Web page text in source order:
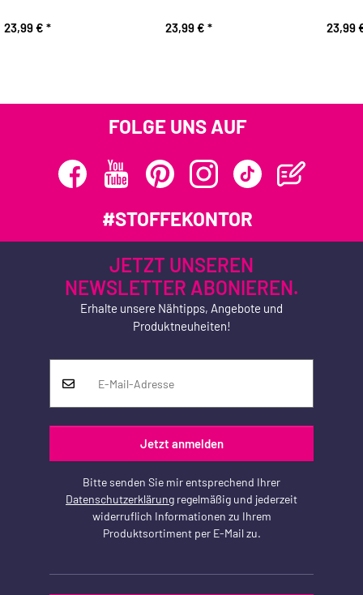
23,99 € * 23,99 € * 23,99
FOLGE UNS AUF
#STOFFEKONTOR
JETZT UNSEREN
NEWSLETTER ABONIEREN.
Erhalte unsere Nähtipps, Angebote und
Produktneuheiten!
Jetzt anmelden
Bitte senden Sie mir entsprechend Ihrer
Datenschutzerklärung regelmäßig und jederzeit
widerruflich Informationen zu Ihrem
Produktsortiment per E-Mail zu.